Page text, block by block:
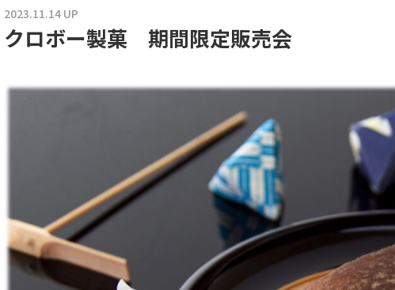
2023.11.14 UP
クロボー製菓 期間限定販売会